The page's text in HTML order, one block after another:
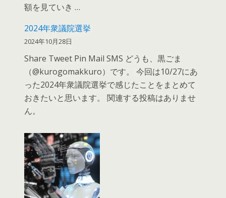
額を見ていき …
2024年衆議院選挙
2024年10月28日
Share Tweet Pin Mail SMS どうも、黒ごま
（@kurogomakkuro）です。 今回は10/27にあ
った2024年衆議院選挙で感じたことをまとめて
おきたいと思います。 関連する投稿はありませ
ん。